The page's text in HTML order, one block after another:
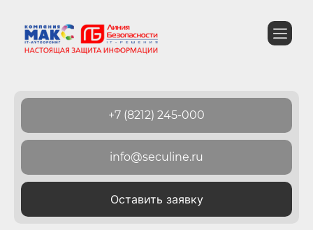
+7 (8212) 245-000
info@seculine.ru
Оставить заявку